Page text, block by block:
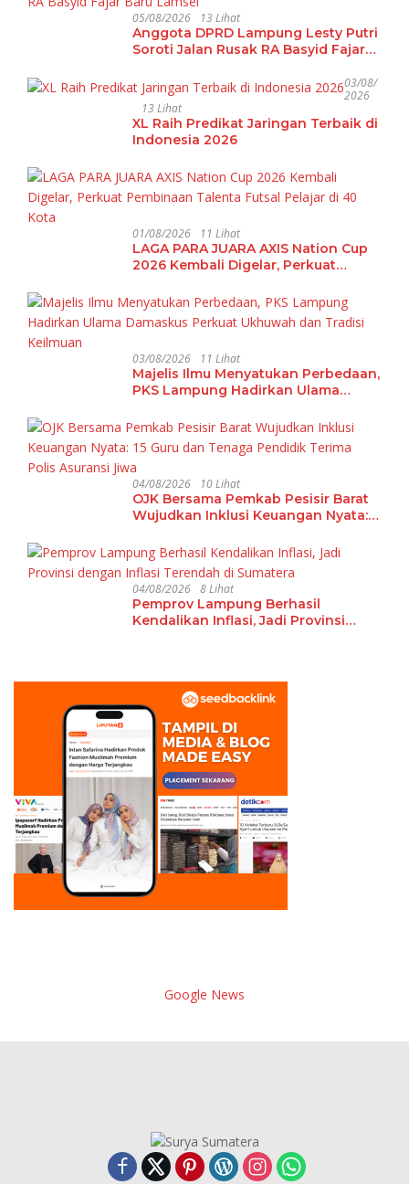
05/08/2026 13 Lihat
Anggota DPRD Lampung Lesty Putri
Soroti Jalan Rusak RA Basyid Fajar
03/08/
2026
13 Lihat
XL Raih Predikat Jaringan Terbaik di
Indonesia 2026
01/08/2026 11 Lihat
LAGA PARA JUARA AXIS Nation Cup
2026 Kembali Digelar, Perkuat
40 Kota
03/08/2026 11 Lihat
Majelis Ilmu Menyatukan Perbedaan,
PKS Lampung Hadirkan Ulama
Tradisi Keilmuan
04/08/2026 10 Lihat
OJK Bersama Pemkab Pesisir Barat
Wujudkan Inklusi Keuangan Nyata:
Polis Asuransi Jiwa
04/08/2026 8 Lihat
Pemprov Lampung Berhasil
Kendalikan Inflasi, Jadi Provinsi
Google News